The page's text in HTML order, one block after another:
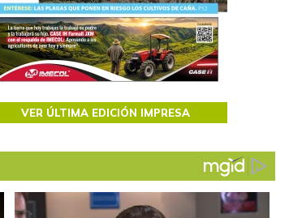
de las 10.000 primeras empresas en ventas
Colombia.
VER ÚLTIMA EDICIÓN IMPRESA